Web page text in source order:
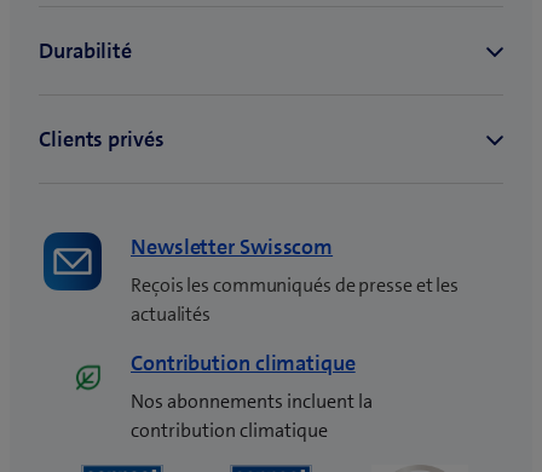
Newsletter Swisscom
Reçois les communiqués de presse et les
actualités
Contribution climatique
Nos abonnements incluent la
contribution climatique